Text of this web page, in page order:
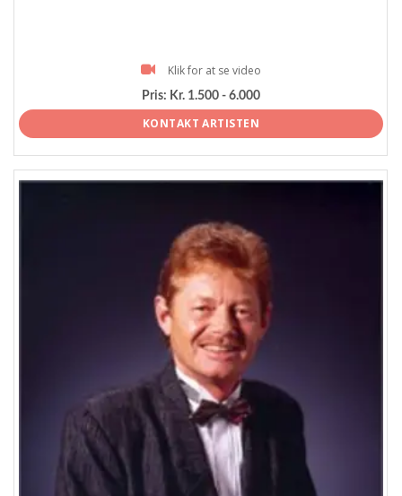
Klik for at se video
Pris: Kr. 1.500 - 6.000
KONTAKT ARTISTEN